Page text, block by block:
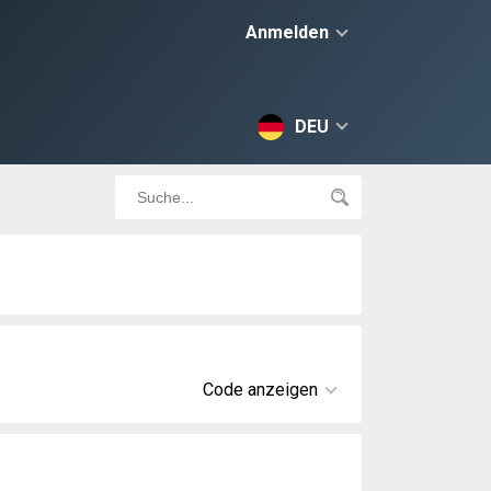
Anmelden
DEU
Code anzeigen